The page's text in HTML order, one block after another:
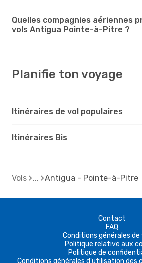
Quelles compagnies aériennes
vols Antigua Pointe-à-Pitre ?
Planifie ton voyage
Itinéraires de vol populaires
Itinéraires Bis
Vols Antigua - Pointe-à-Pitre
Contact
FAQ
Conditions générales
Politique relative aux
Politique de
Conditions générales d'utilisation des